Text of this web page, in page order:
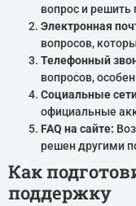
вопрос и решить
Электронная
вопросов,
Телефонный
вопросов,
Социальные
официальные
FAQ на сайте:
решен другими
Как
поддержку